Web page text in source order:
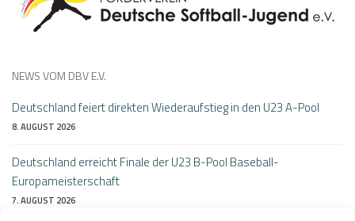
NEWS VOM DBV E.V.
Deutschland feiert direkten Wiederaufstieg in den U23 A-Pool
8. AUGUST 2026
Deutschland erreicht Finale der U23 B-Pool Baseball-
Europameisterschaft
7. AUGUST 2026